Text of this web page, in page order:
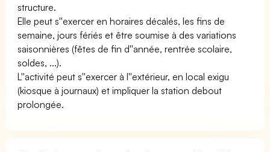
structure.
Elle peut s''exercer en horaires décalés, les fins de
semaine, jours fériés et être soumise à des variations
saisonnières (fêtes de fin d''année, rentrée scolaire,
soldes, ...).
L''activité peut s''exercer à l''extérieur, en local exigu
(kiosque à journaux) et impliquer la station debout
prolongée.